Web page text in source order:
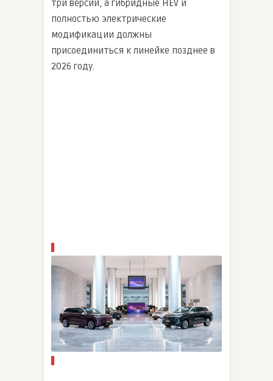
три версии, а гибридные HEV и
полностью электрические
модификации должны
присоединиться к линейке позднее в
2026 году.